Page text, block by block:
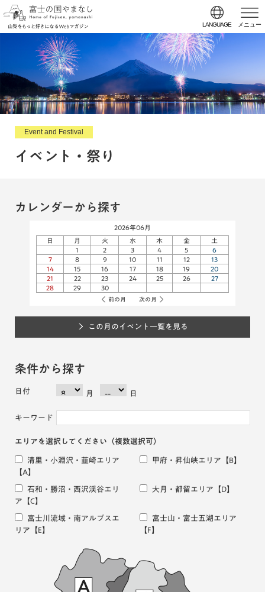
LANGUAGE メニュー
Event and Festival
イベント・祭り
カレンダーから探す
2026年06月
日
月 火 水 木 金
土
1
2 3 4 5
6
7
8 9 10 11 12
13
14
15 16 17 18 19
20
21
22 23 24 25 26
27
28
29 30
前の月 次の月
この月のイベント一覧を見る
条件から探す
日付 月 日
キーワード
エリアを選択してください （複数選択可）
清里・小淵沢・韮崎エリア
【A】
甲府・昇仙峡エリア 【B】
石和・勝沼・西沢渓谷エリ
ア 【C】
大月・都留エリア 【D】
富士川流域・南アルプスエ
リア 【E】
富士山・富士五湖エリア
【F】